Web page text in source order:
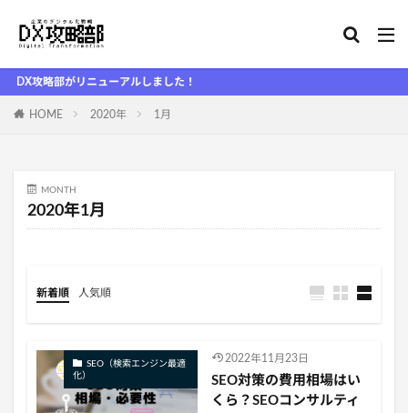
略部がリニューアルしました！
HOME 2020年 1月
MONTH
2020年1月
新着順 人気順
SEO（検索エンジン最適
化）
2022年11月23日
SEO対策の費用相場はい
くら？SEOコンサルティ